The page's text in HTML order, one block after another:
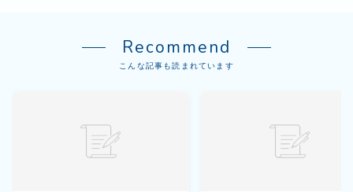
Recommend
こんな記事も読まれています